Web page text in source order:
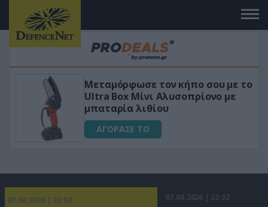
Μεταμόρφωσε τον κήπο σου με το
Ultra Box Μίνι Αλυσοπρίονο με
μπαταρία λιθίου
ΑΓΟΡΑΣΕ ΤΟ
07.08.2026 | 22:02 07.08.2026 | 22:02